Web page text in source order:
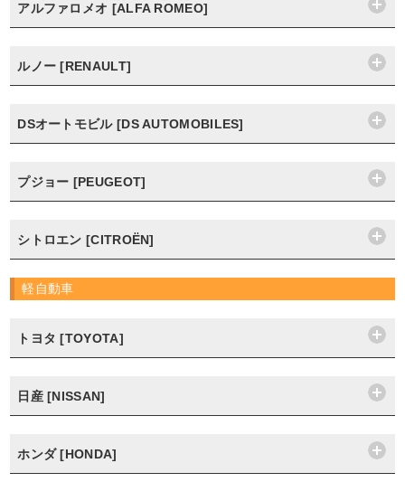
アルファロメオ [ALFA ROMEO]
ルノー [RENAULT]
DSオートモビル [DS AUTOMOBILES]
プジョー [PEUGEOT]
シトロエン [CITROËN]
軽自動車
トヨタ [TOYOTA]
日産 [NISSAN]
ホンダ [HONDA]